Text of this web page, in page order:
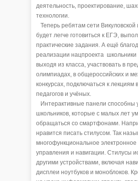
деятельность, проектирование,
технологии.
Теперь ребятам сети
будет легче готовиться к ЕГЭ,
практические задания. А ещё
реализации нацпроекта школьники
выходя из класса, участвовать в
олимпиадах, в общероссийских и
конкурсах, подключаться к лекциям
педагогов и учёных.
Интерактивные панели способны
школьников, которые с малых лет
обращаться со смартфонами.
нравится писать стилусом. Так
многофункциональное
управления и навигации. Стилусы
другими устройствами, включая
дисплеи ноутбуков и моноблоков.